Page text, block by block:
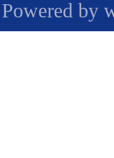
Powered by